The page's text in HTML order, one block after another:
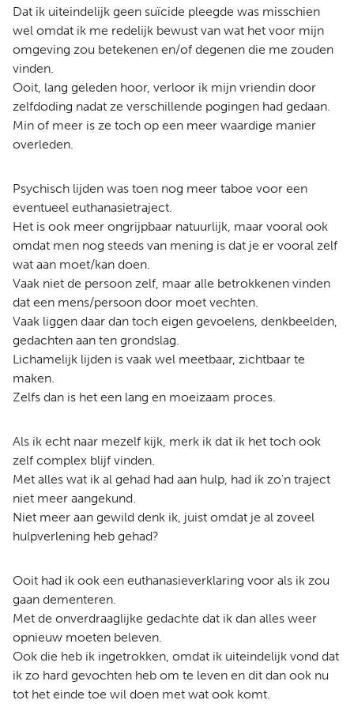
Dat ik uiteindelijk geen suïcide pleegde was misschien
wel omdat ik me redelijk bewust van wat het voor mijn
omgeving zou betekenen en/of degenen die me zouden
vinden.
Ooit, lang geleden hoor, verloor ik mijn vriendin door
zelfdoding nadat ze verschillende pogingen had gedaan.
Min of meer is ze toch op een meer waardige manier
overleden.
Psychisch lijden was toen nog meer taboe voor een
eventueel euthanasietraject.
Het is ook meer ongrijpbaar natuurlijk, maar vooral ook
omdat men nog steeds van mening is dat je er vooral zelf
wat aan moet/kan doen.
Vaak niet de persoon zelf, maar alle betrokkenen vinden
dat een mens/persoon door moet vechten.
Vaak liggen daar dan toch eigen gevoelens, denkbeelden,
gedachten aan ten grondslag.
Lichamelijk lijden is vaak wel meetbaar, zichtbaar te
maken.
Zelfs dan is het een lang en moeizaam proces.
Als ik echt naar mezelf kijk, merk ik dat ik het toch ook
zelf complex blijf vinden.
Met alles wat ik al gehad had aan hulp, had ik zo'n traject
niet meer aangekund.
Niet meer aan gewild denk ik, juist omdat je al zoveel
hulpverlening heb gehad?
Ooit had ik ook een euthanasieverklaring voor als ik zou
gaan dementeren.
Met de onverdraaglijke gedachte dat ik dan alles weer
opnieuw moeten beleven.
Ook die heb ik ingetrokken, omdat ik uiteindelijk vond dat
ik zo hard gevochten heb om te leven en dit dan ook nu
tot het einde toe wil doen met wat ook komt.